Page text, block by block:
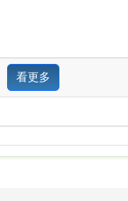
看更多